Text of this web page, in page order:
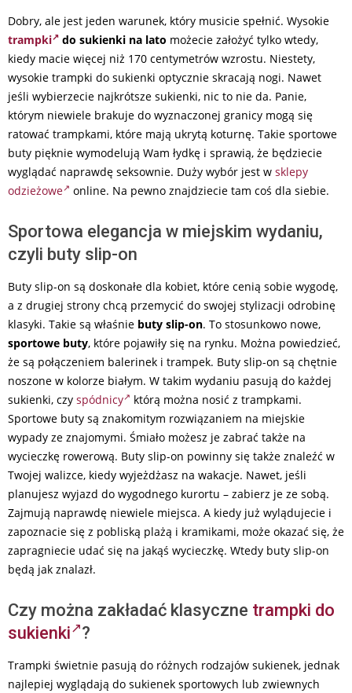
Dobry, ale jest jeden warunek, który musicie spełnić. Wysokie
trampki
do sukienki na lato możecie założyć tylko wtedy,
kiedy macie więcej niż 170 centymetrów wzrostu. Niestety,
wysokie trampki do sukienki optycznie skracają nogi. Nawet
jeśli wybierzecie najkrótsze sukienki, nic to nie da. Panie,
którym niewiele brakuje do wyznaczonej granicy mogą się
ratować trampkami, które mają ukrytą koturnę. Takie sportowe
buty pięknie wymodelują Wam łydkę i sprawią, że będziecie
wyglądać naprawdę seksownie. Duży wybór jest w sklepy
odzieżowe
online. Na pewno znajdziecie tam coś dla siebie.
Sportowa elegancja w miejskim wydaniu,
czyli buty slip-on
Buty slip-on są doskonałe dla kobiet, które cenią sobie wygodę,
a z drugiej strony chcą przemycić do swojej stylizacji odrobinę
klasyki. Takie są właśnie buty slip-on. To stosunkowo nowe,
sportowe buty, które pojawiły się na rynku. Można powiedzieć,
że są połączeniem balerinek i trampek. Buty slip-on są chętnie
noszone w kolorze białym. W takim wydaniu pasują do każdej
sukienki, czy spódnicy
którą można nosić z trampkami.
Sportowe buty są znakomitym rozwiązaniem na miejskie
wypady ze znajomymi. Śmiało możesz je zabrać także na
wycieczkę rowerową. Buty slip-on powinny się także znaleźć w
Twojej walizce, kiedy wyjeżdżasz na wakacje. Nawet, jeśli
planujesz wyjazd do wygodnego kurortu – zabierz je ze sobą.
Zajmują naprawdę niewiele miejsca. A kiedy już wylądujecie i
zapoznacie się z pobliską plażą i kramikami, może okazać się, że
zapragniecie udać się na jakąś wycieczkę. Wtedy buty slip-on
będą jak znalazł.
Czy można zakładać klasyczne trampki do
sukienki
?
Trampki świetnie pasują do różnych rodzajów sukienek, jednak
najlepiej wyglądają do sukienek sportowych lub zwiewnych